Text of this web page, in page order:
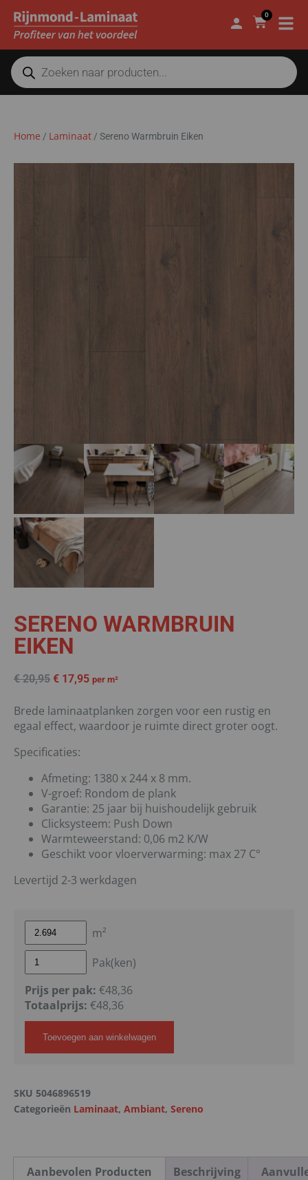
0
Home / Laminaat / Sereno Warmbruin Eiken
SERENO WARMBRUIN
EIKEN
€20,95 € 17,95 per m²
Brede laminaatplanken zorgen voor een rustig en
egaal effect, waardoor je ruimte direct groter oogt.
Specificaties:
Afmeting: 1380 x 244 x 8 mm.
V-groef: Rondom de plank
Garantie: 25 jaar bij huishoudelijk gebruik
Clicksysteem: Push Down
Warmteweerstand: 0,06 m2 K/W
Geschikt voor vloerverwarming: max 27 C°
Levertijd 2-3 werkdagen
m²
Pak(ken)
Prijs per pak: €48,36
Totaalprijs: €48,36
Toevoegen aan winkelwagen
SKU 5046896519
Categorieën Laminaat, Ambiant, Sereno
Aanbevolen Producten Beschrijving